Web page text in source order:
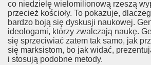
co niedzielę wielomilionową rzeszą
przecież kościoły. To pokazuje,
bardzo boją się dyskusji naukowej.
ideologami, którzy zwalczają naukę.
się sprzeciwiać zatem tak samo, jak
się marksistom, bo jak widać,
i stosują podobne metody.